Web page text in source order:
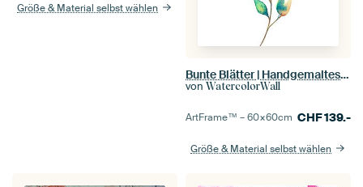
Größe & Material selbst wählen
Bunte Blätter | Handgemaltes Aquarell
von WatercolorWall
ArtFrame™ –60×60cm CHF139.-
Größe & Material selbst wählen